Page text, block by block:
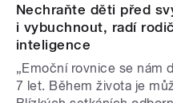
Nechraňte děti před
i vybuchnout, radí
inteligence
„Emoční rovnice se nám
7 let. Během života je